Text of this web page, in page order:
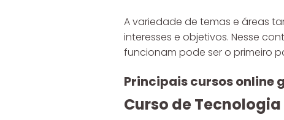
A variedade de temas e áreas
interesses e objetivos. Nesse
funcionam pode ser o primeiro
Principais cursos online
Curso de